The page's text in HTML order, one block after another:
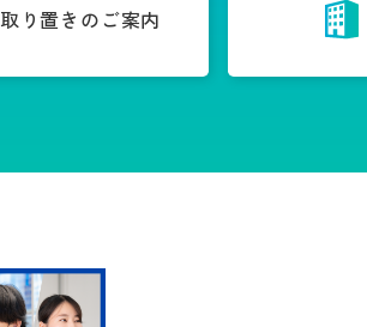
取り置きのご案内